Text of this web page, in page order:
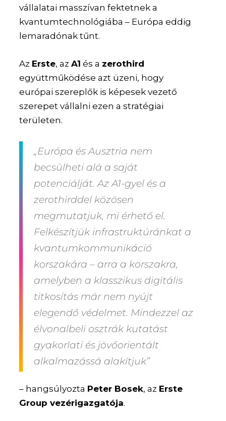
vállalatai masszívan fektetnek a
kvantumtechnológiába – Európa eddig
lemaradónak tűnt.
Az Erste, azA1 és a zerothird
együttműködése azt üzeni, hogy
európai szereplők is képesek vezető
szerepet vállalni ezen a stratégiai
területen.
„Európa és Ausztria nem
becsülheti alá a saját
potenciálját. Az A1-gyel és a
zerothirddel közösen
megmutatjuk, mi érhető el.
Felkészítjük infrastruktúránkat a
kvantumkommunikáció
korszakára – arra a korszakra,
amelyben a klasszikus digitális
titkosítás már nem nyújt
elegendő védelmet. Mindezzel az
élvonalbeli osztrák kutatást
gyakorlati és jövőorientált
alkalmazássá alakítjuk”
– hangsúlyozta Peter Bosek, az Erste
Group vezérigazgatója.